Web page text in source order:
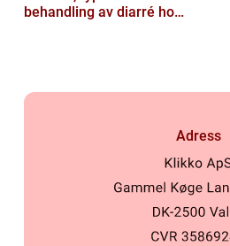
behandling av diarré hos
Adress